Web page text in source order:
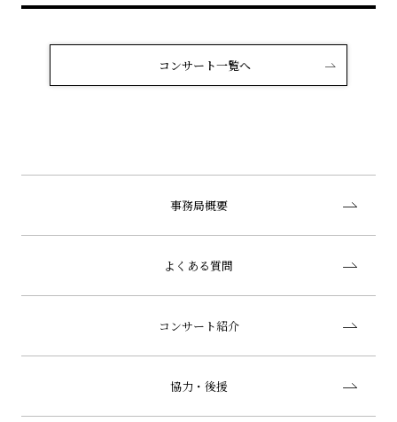
コンサート一覧へ
事務局概要
よくある質問
コンサート紹介
協力・後援